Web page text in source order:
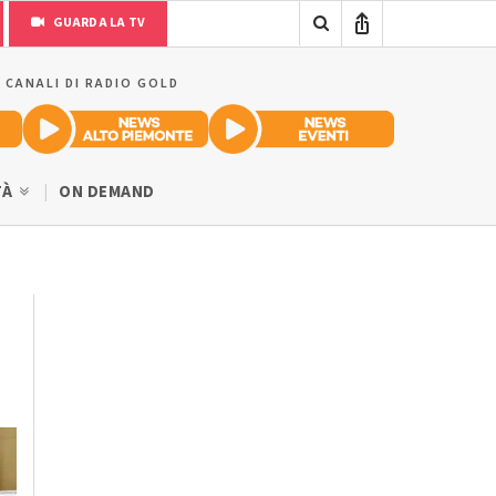
GUARDA LA TV
DI RADIO GOLD
ON DEMAND